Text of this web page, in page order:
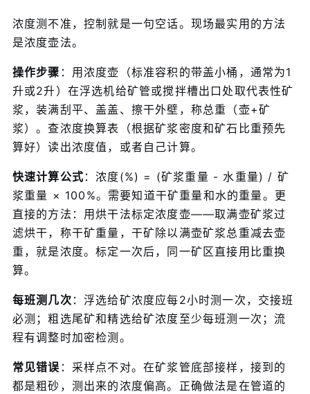
浓度测不准，控制就是一句空话。现场最实用的方法
是浓度壶法。
操作步骤 ：用浓度壶（标准容积的带盖小桶，通常为1
升或2升）在浮选机给矿管或搅拌槽出口处取代表性矿
浆，装满刮平、盖盖、擦干外壁，称总重（壶+矿
浆）。查浓度换算表（根据矿浆密度和矿石比重预先
算好）读出浓度值，或者自己计算。
快速计算公式 ：浓度(%) = (矿浆重量 - 水重量) / 矿
浆重量 × 100%。需要知道干矿重量和水的重量。更
直接的方法：用烘干法标定浓度壶——取满壶矿浆过
滤烘干，称干矿重量，干矿除以满壶矿浆总重减去壶
重，就是浓度。标定一次后，同一矿区直接用比重换
算。
每班测几次 ：浮选给矿浓度应每2小时测一次，交接班
必测；粗选尾矿和精选给矿浓度至少每班测一次；流
程有调整时加密检测。
常见错误 ：采样点不对。在矿浆管底部接样，接到的
都是粗砂，测出来的浓度偏高。正确做法是在管道的